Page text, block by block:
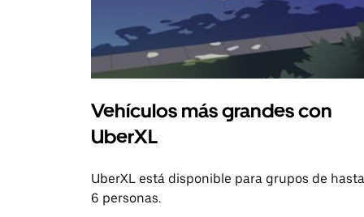
Vehículos más grandes con
UberXL
UberXL está disponible para grupos de hasta
6 personas.